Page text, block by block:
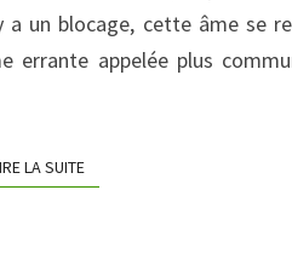
un blocage, cette âme se
appelée plus
LA SUITELIRE LA SUITE